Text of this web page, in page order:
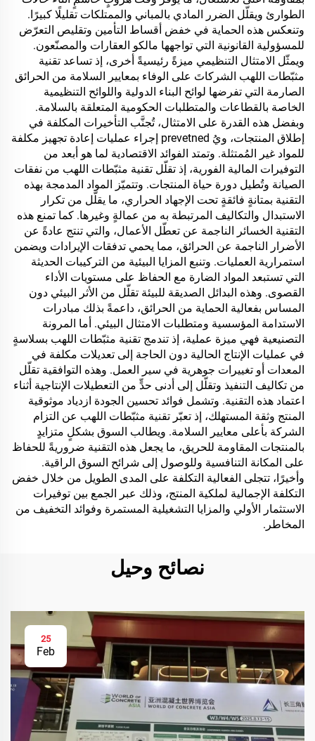
الطوارئ ويقلّل الضرر المادي بالمباني والممتلكات تقليلًا كبيرًا.
وتنعكس هذه الحماية في خفض أقساط التأمين وتقليص التعرّض
للمسؤولية القانونية التي تواجهها مالكو العقارات والمصنّعون.
ويمثّل الامتثال التنظيمي ميزةً رئيسيةً أخرى، إذ تساعد تقنية
مثبّطات اللهب الشركاتَ على الوفاء بمعايير السلامة من الحرائق
الصارمة التي تفرضها لوائح البناء الدولية واللوائح التنظيمية
الخاصة بالقطاعات والمتطلبات الحكومية المتعلقة بالسلامة.
وبفضل هذه القدرة على الامتثال، تُجنَّب التأخيرات المكلفة في
إطلاق المنتجات، ويُ prevetned إجراء عمليات إعادة تجهيز مكلفة
للمواد غير المُمتثلة. وتمتد الفوائد الاقتصادية لما هو أبعد من
التوفيرات المالية الفورية، إذ تقلّل تقنية مثبّطات اللهب من نفقات
الصيانة وتُطيل دورة حياة المنتجات. وتتميّز المواد المدمجة بهذه
التقنية بمتانةٍ فائقةٍ تحت الإجهاد الحراري، ما يقلّل من تكرار
الاستبدال والتكاليف المرتبطة به من عمالةٍ وغيرها. كما تمنع هذه
التقنية الخسائر الناجمة عن تعطّل الأعمال، والتي تنتج عادةً عن
الأضرار الناجمة عن الحرائق، مما يحمي تدفقات الإيرادات ويضمن
استمرارية العمليات. وتنبع المزايا البيئية من التركيبات الحديثة
التي تستبعد المواد الضارة مع الحفاظ على مستويات الأداء
القصوى. وهذه البدائل الصديقة للبيئة تقلّل من الأثر البيئي دون
المساس بفعالية الحماية من الحرائق، داعمةً بذلك مبادرات
الاستدامة المؤسسية ومتطلبات الامتثال البيئي. أما المرونة
التصنيعية فهي ميزة عملية، إذ تندمج تقنية مثبّطات اللهب بسلاسةٍ
في عمليات الإنتاج الحالية دون الحاجة إلى تعديلات مكلفة في
المعدات أو تغييرات جوهرية في سير العمل. وهذه التوافقية تقلّل
من تكاليف التنفيذ وتقلّل إلى أدنى حدٍّ من التعطيلات الإنتاجية أثناء
اعتماد هذه التقنية. وتشمل فوائد تحسين الجودة ازدياد موثوقية
المنتج وثقة المستهلك، إذ تعبّر تقنية مثبّطات اللهب عن التزام
الشركة بأعلى معايير السلامة. ويطالب السوق بشكلٍ متزايدٍ
بالمنتجات المقاومة للحريق، ما يجعل هذه التقنية ضروريةً للحفاظ
على المكانة التنافسية وللوصول إلى شرائح السوق الراقية.
وأخيرًا، تتجلى الفعالية التكلفة على المدى الطويل من خلال خفض
التكلفة الإجمالية لملكية المنتج، وذلك عبر الجمع بين توفيرات
الاستثمار الأولي والمزايا التشغيلية المستمرة وفوائد التخفيف من
المخاطر.
نصائح وحيل
25
Feb